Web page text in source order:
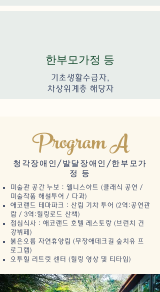
한부모가정 등
기초생활수급자,
차상위계층 해당자
Program A
​청각장애인/발달장애인/한부모가
정 등
미술관 공간 누보 : 웰니스아트 (클래식 공연 /
미술작품 해설투어 / 다과)
애코랜드 테마파크 : 산림 기차 투어 (2역:공연관
람 / 3역:힐링로드 산책)
점심식사 : 애코랜드 호텔 레스토랑 (브런치 건
강뷔페)
붉은오름 자연휴양림 (무장애데크길 숲치유 프
로그램)
오투힐 리트릿 센터 (힐링 영상 및 티타임)